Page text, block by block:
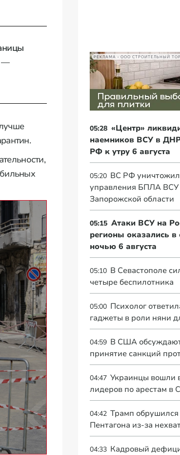
—
05:28 «Центр»
наемников ВСУ в
РФ к утру 6 августа
05:20 ВС РФ
управления БПЛА ВСУ
Запорожской области
05:15 Атаки ВСУ на
регионы оказались в
ночью 6 августа
05:10 В Севастополе
четыре беспилотника
05:00 Психолог
гаджеты в роли няни
04:59 В США
принятие санкций
04:47 Украинцы вошли
лидеров по арестам
04:42 Трамп обрушился
Пентагона из-за
04:33 Кадровый